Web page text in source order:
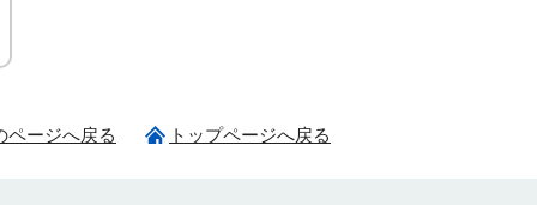
ページへ戻る トップページへ戻る